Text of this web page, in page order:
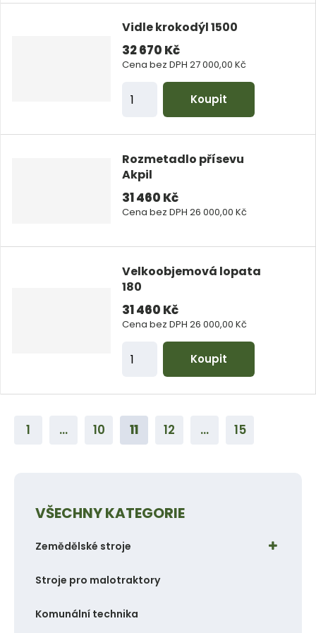
n
t
e
t
Vidle krokodýl 1500
32 670 Kč
Cena bez DPH 27 000,00 Kč
ě
n
i
t
p
č
e
t
Koupit
Rozmetadlo přísevu
Akpil
31 460 Kč
Cena bez DPH 26 000,00 Kč
Velkoobjemová lopata
180
31 460 Kč
Cena bez DPH 26 000,00 Kč
ě
t
č
t
Koupit
1 ... 10 11 12 ... 15
VŠECHNY KATEGORIE
Zemědělské stroje
Stroje pro malotraktory
Komunální technika